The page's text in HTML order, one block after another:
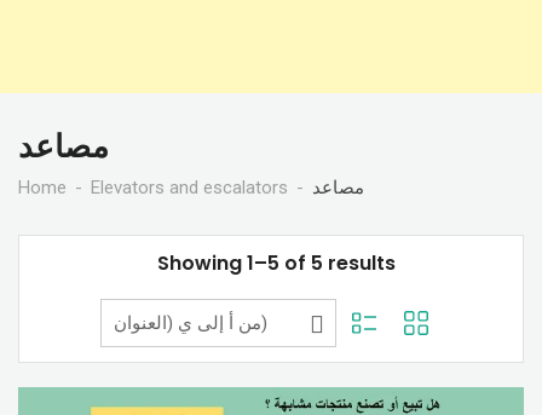
مصاعد
Home Elevators and escalators مصاعد
Showing 1–5 of 5 results